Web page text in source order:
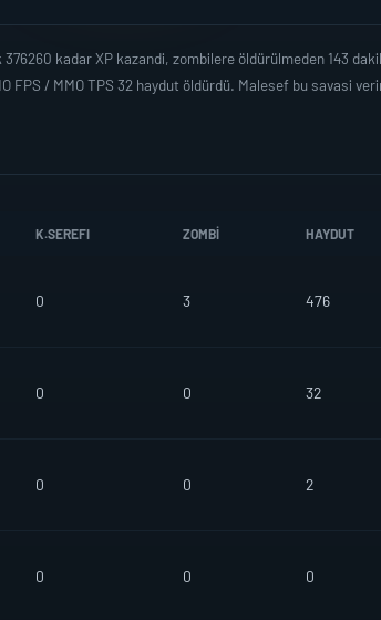
kadar XP kazandi, zombilere öldürülmeden 143
/ MMO TPS 32 haydut öldürdü. Malesef bu savasi
K.SEREFI ZOMBI HAYDUT
0 3 476
0 0 32
0 0 2
0 0 0